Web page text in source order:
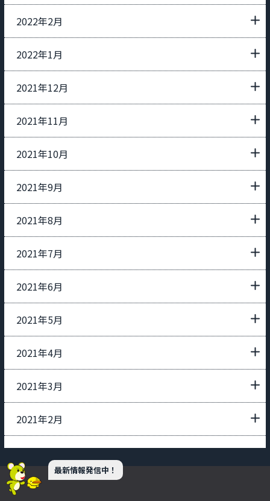
2022年2月
2022年1月
2021年12月
2021年11月
2021年10月
2021年9月
2021年8月
2021年7月
2021年6月
2021年5月
2021年4月
2021年3月
2021年2月
最新情報発信中！